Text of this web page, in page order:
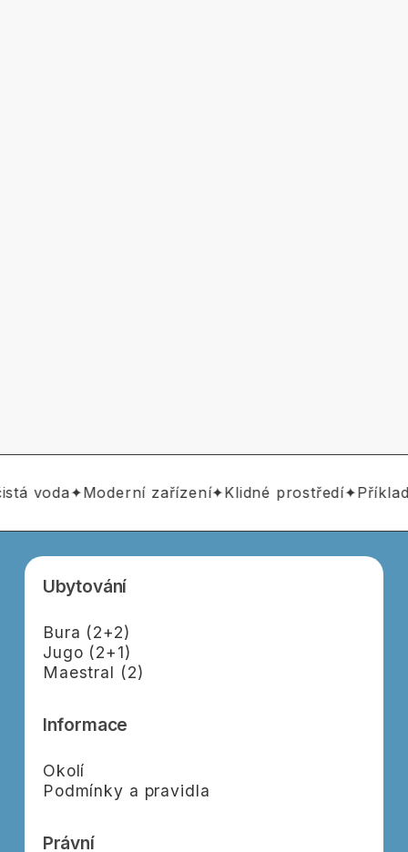
voda✦Moderní zařízení✦Klidné prostředí✦
Ubytování
Bura (2+2)
Jugo (2+1)
Maestral (2)
Informace
Okolí
Podmínky a pravidla
Právní